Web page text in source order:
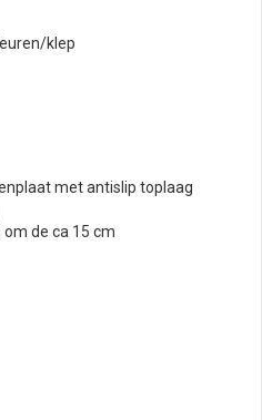
klep
met antislip toplaag
de ca 15 cm